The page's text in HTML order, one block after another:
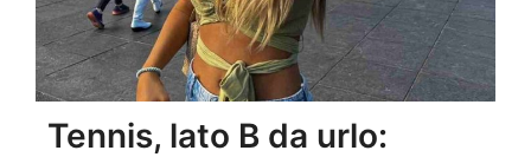
Tennis, lato B da urlo: